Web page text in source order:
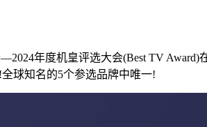
年度机皇评选大会(Best TV
球知名的5个参选品牌中唯一!